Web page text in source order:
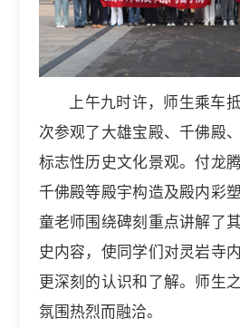
上午九时许，师生乘车
次参观了大雄宝殿、千佛殿
标志性历史文化景观。付龙
千佛殿等殿宇构造及殿内彩
童老师围绕碑刻重点讲解了
史内容，使同学们对灵岩寺
更深刻的认识和了解。师生
氛围热烈而融洽。